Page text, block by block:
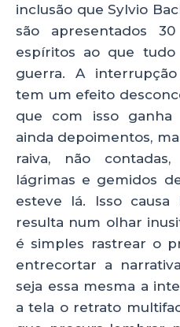
inclusão que Sylvio
são apresentados
espíritos ao que
guerra. A
tem um efeito
que com isso ganha
ainda depoimentos,
raiva, não
lágrimas e gemidos
esteve lá. Isso
resulta num olhar
é simples rastrear o
entrecortar a
seja essa mesma a
a tela o retrato